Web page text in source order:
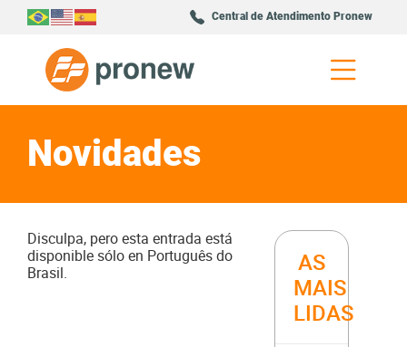
Central de Atendimento Pronew
Novidades
Disculpa, pero esta entrada está
disponible sólo en Português do
Brasil.
AS
MAIS
LIDAS